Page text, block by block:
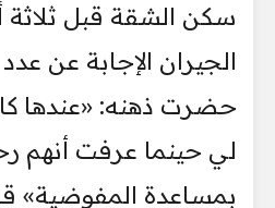
سكن الشقة قبل ثلاثة
الجيران الإجابة عن
حضرت ذهنه: «عندها
لي حينما عرفت أنهم
بمساعدة المفوضية»